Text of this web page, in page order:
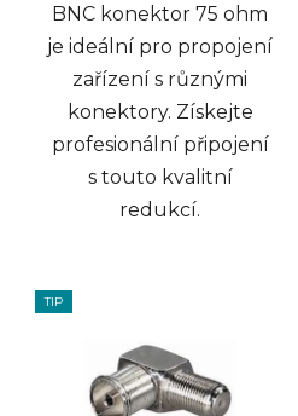
BNC konektor 75 ohm
je ideální pro propojení
zařízení s různými
konektory. Získejte
profesionální připojení
s touto kvalitní
redukcí.
TIP